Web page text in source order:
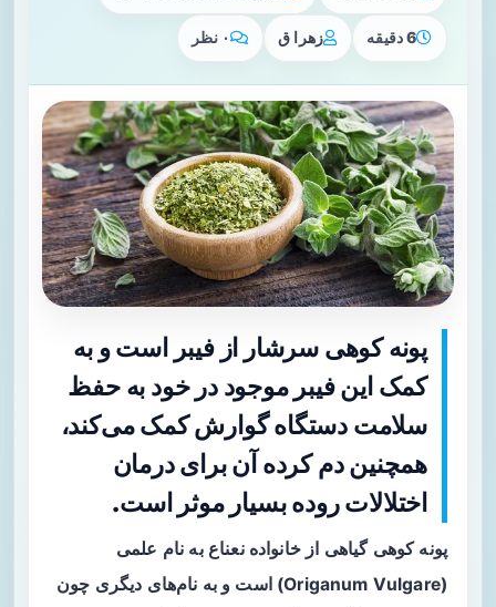
6 دقیقه زهرا ق ۰ نظر
پونه کوهی سرشار از فیبر است و به
کمک این فیبر موجود در خود به حفظ
سلامت دستگاه گوارش کمک می‌کند،
همچنین دم کرده آن برای درمان
اختلالات روده بسیار موثر است.
پونه کوهی گیاهی از خانواده نعناع به نام علمی
(Origanum Vulgare) است و به نام‌های دیگری چون